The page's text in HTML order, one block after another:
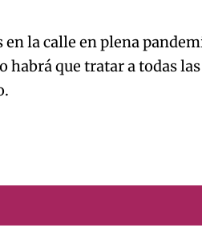
la calle en plena
que tratar a todas